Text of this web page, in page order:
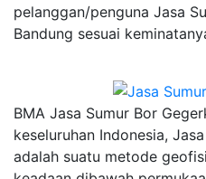
pelanggan/penguna Jasa
Bandung sesuai
BMA Jasa Sumur Bor
keseluruhan Indonesia,
adalah suatu metode